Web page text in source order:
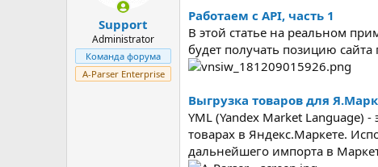
л
а
Support
Administrator
Команда форума
A-Parser Enterprise
Работаем с API, часть 1
В этой статье на реальном
будет получать позицию
Выгрузка товаров для
YML (Yandex Market Language)
товарах в Яндекс.Маркете.
дальнейшего импорта в